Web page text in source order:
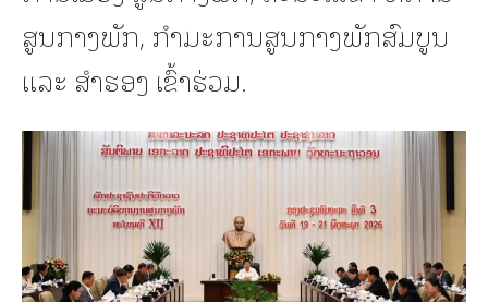
ສູນກາງພັກ, ກໍາມະການສູນກາງພັກສົມບູນ
ແລະ ສໍາຮອງ ເຂົ້າຮ່ວມ.